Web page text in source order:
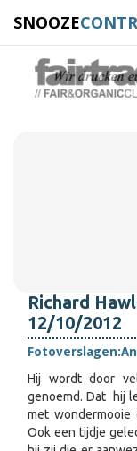
SNOOZE
Richard
12/10/2012
Fotoverslagen:
Hij wordt door
genoemd. Dat hij
met wondermooie
Ook een tijdje